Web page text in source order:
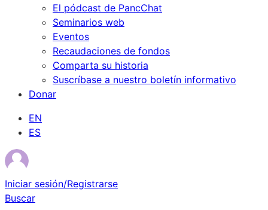
El pódcast de PancChat
Seminarios web
Eventos
Recaudaciones de fondos
Comparta su historia
Suscríbase a nuestro boletín informativo
Donar
EN
ES
Iniciar sesión/Registrarse
Buscar